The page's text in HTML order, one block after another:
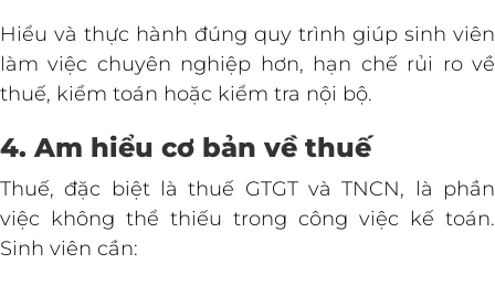
Hiểu và thực hành đúng quy trình giúp sinh viên
làm việc chuyên nghiệp hơn, hạn chế rủi ro về
thuế, kiểm toán hoặc kiểm tra nội bộ.
4. Am hiểu cơ bản về thuế
Thuế, đặc biệt là thuế GTGT và TNCN, là phần
việc không thể thiếu trong công việc kế toán.
Sinh viên cần: